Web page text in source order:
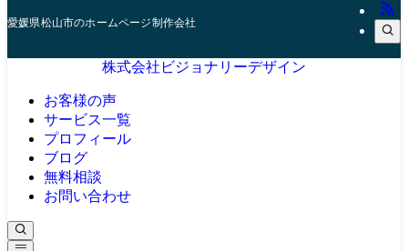
愛媛県松山市のホームページ制作会社
株式会社ビジョナリーデザイン
お客様の声
サービス一覧
プロフィール
ブログ
無料相談
お問い合わせ